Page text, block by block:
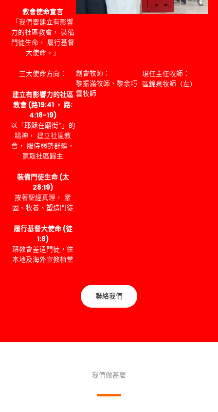
教會使命宣言
「我們要建立有影響
力的社區教會， 裝備
門徒生命， 履行基督
大使命。」
三大使命方向：
建立有影響力的社區
教會 (路19:41 ， 路:
4:18-19)
以「耶穌在廟街*」的
精神， 建立社區教
會， 服侍弱勢群體，
贏取社區歸主
裝備門徒生命 (太
28:19)
按著聖經真理， 鞏
固、牧養、塑造門徒
履行基督大使命 (徒
1:8)
藉教會差遣門徒，往
本地及海外宣教植堂
創會牧師：
黎振滿牧師、黎余巧
雲牧師
現任主任牧師：
區錦泉牧師（左）
聯絡我們
我們做甚麼